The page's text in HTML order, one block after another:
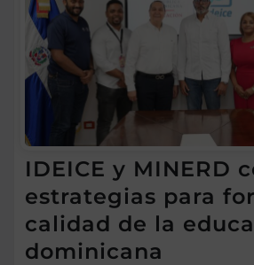
IDEICE y MINERD
estrategias para
calidad de la
dominicana